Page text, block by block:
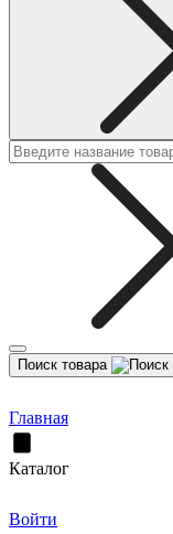
Поиск товара
Главная
Каталог
Войти